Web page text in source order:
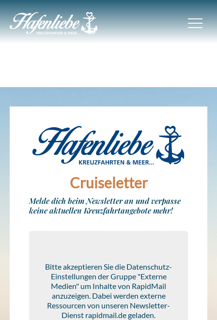
Cruiseletter
Melde dich beim Newsletter an und verpasse
keine aktuellen Kreuzfahrtangebote mehr!
Bitte akzeptieren Sie die Datenschutz-
Einstellungen der Gruppe "Externe
Medien" um Inhalte von RapidMail
anzuzeigen. Dabei werden externe
Ressourcen von unseren Newsletter-
Dienst rapidmail.de geladen.